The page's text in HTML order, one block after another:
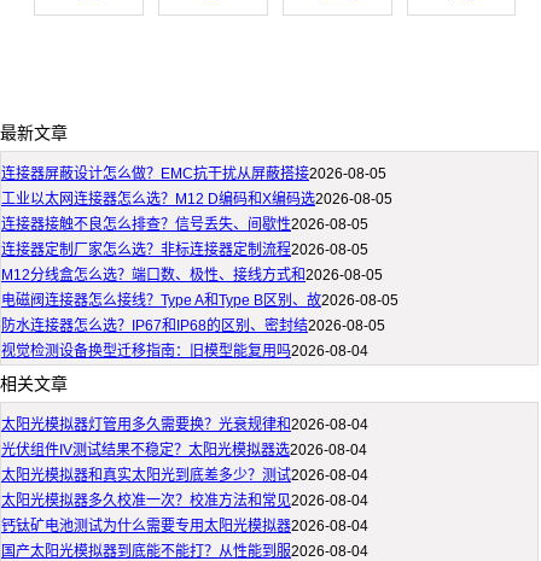
最新文章
连接器屏蔽设计怎么做？EMC抗干扰从屏蔽搭接2026-08-05
工业以太网连接器怎么选？M12 D编码和X编码选2026-08-05
连接器接触不良怎么排查？信号丢失、间歇性2026-08-05
连接器定制厂家怎么选？非标连接器定制流程2026-08-05
M12分线盒怎么选？端口数、极性、接线方式和2026-08-05
电磁阀连接器怎么接线？Type A和Type B区别、故2026-08-05
防水连接器怎么选？IP67和IP68的区别、密封结2026-08-05
视觉检测设备换型迁移指南：旧模型能复用吗2026-08-04
相关文章
太阳光模拟器灯管用多久需要换？光衰规律和2026-08-04
光伏组件IV测试结果不稳定？太阳光模拟器选2026-08-04
太阳光模拟器和真实太阳光到底差多少？测试2026-08-04
太阳光模拟器多久校准一次？校准方法和常见2026-08-04
钙钛矿电池测试为什么需要专用太阳光模拟器2026-08-04
国产太阳光模拟器到底能不能打？从性能到服2026-08-04